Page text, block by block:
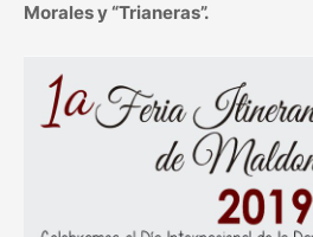
Morales y “Trianeras”.